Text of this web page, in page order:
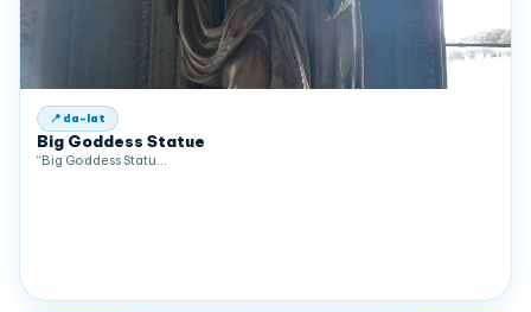
📍 da-lat
Big Goddess Statue
“Big Goddess Statu…